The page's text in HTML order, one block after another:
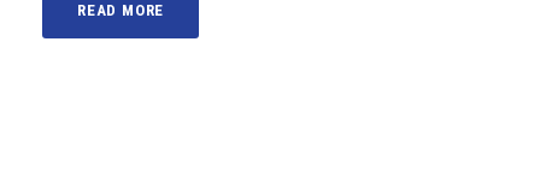
READ MORE